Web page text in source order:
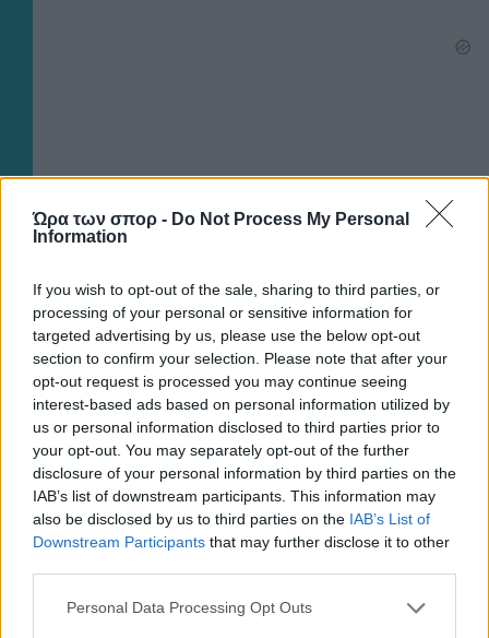
Ώρα των σπορ - Do Not Process My Personal
Information
If you wish to opt-out of the sale, sharing to third parties, or
processing of your personal or sensitive information for
targeted advertising by us, please use the below opt-out
section to confirm your selection. Please note that after your
opt-out request is processed you may continue seeing
interest-based ads based on personal information utilized by
us or personal information disclosed to third parties prior to
your opt-out. You may separately opt-out of the further
disclosure of your personal information by third parties on the
IAB’s list of downstream participants. This information may
also be disclosed by us to third parties on the IAB’s List of
Downstream Participants that may further disclose it to other
Please note that this website/app uses one or more Google
Personal Data Processing Opt Outs
×